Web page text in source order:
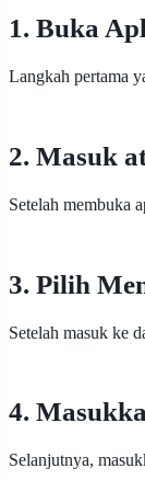
1. Buka
Langkah pertama
2. Masuk
Setelah membuka
3. Pilih
Setelah masuk ke
4.
Selanjutnya,